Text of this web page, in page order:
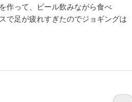
作って、ビール飲みながら食べ
足が疲れすぎたのでジョギングは